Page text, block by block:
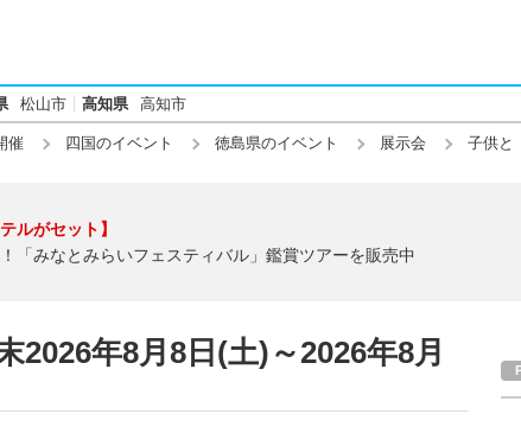
松山市 高知県 高知市
催 四国のイベント 徳島県のイベント 展示会 子供と
ルがセット】
「みなとみらいフェスティバル」鑑賞ツアーを販売中
2026年8月8日(土)～2026年8月